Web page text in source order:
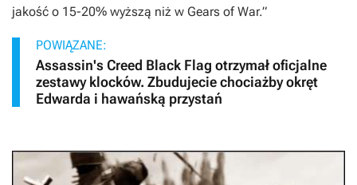
jakość o 15-20% wyższą niż w Gears of War.”
POWIĄZANE:
Assassin's Creed Black Flag otrzymał oficjalne
zestawy klocków. Zbudujecie chociażby okręt
Edwarda i hawańską przystań